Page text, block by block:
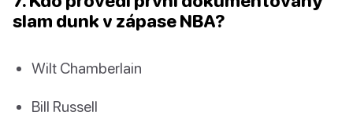
slam dunk v zápase NBA?
Wilt Chamberlain
Bill Russell